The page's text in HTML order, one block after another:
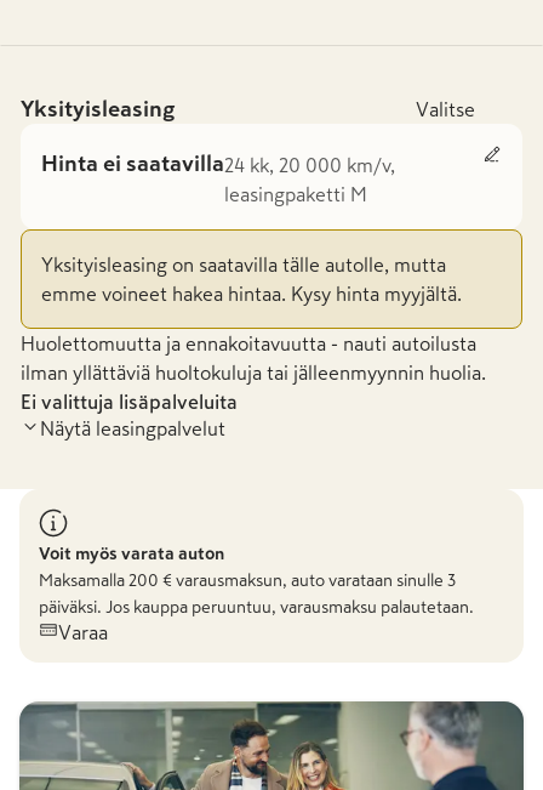
Yksityisleasing Valitse
Hinta ei saatavilla24 kk, 20 000 km/v,
leasingpaketti M
Yksityisleasing on saatavilla tälle autolle, mutta
emme voineet hakea hintaa. Kysy hinta myyjältä.
Huolettomuutta ja ennakoitavuutta - nauti autoilusta
ilman yllättäviä huoltokuluja tai jälleenmyynnin huolia.
Ei valittuja lisäpalveluita
Näytä leasingpalvelut
Voit myös varata auton
Maksamalla 200 € varausmaksun, auto varataan sinulle 3
päiväksi. Jos kauppa peruuntuu, varausmaksu palautetaan.
Varaa